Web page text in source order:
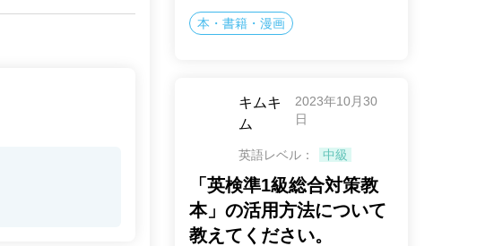
本・書籍・漫画
キムキ
ム
2023年10月30
日
英語レベル： 中級
「英検準1級総合対策教
本」の活用方法について
教えてください。